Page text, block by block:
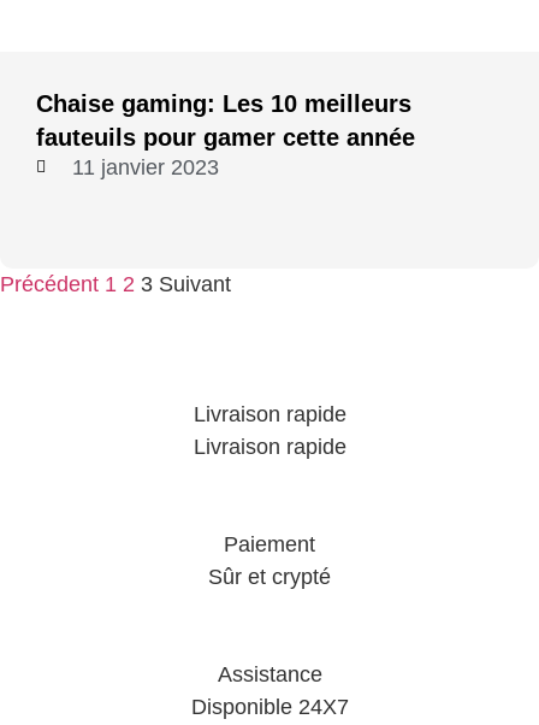
Chaise gaming: Les 10 meilleurs
fauteuils pour gamer cette année
11 janvier 2023
Précédent 1 2 3 Suivant
Livraison rapide
Livraison rapide
Paiement
Sûr et crypté
Assistance
Disponible 24X7